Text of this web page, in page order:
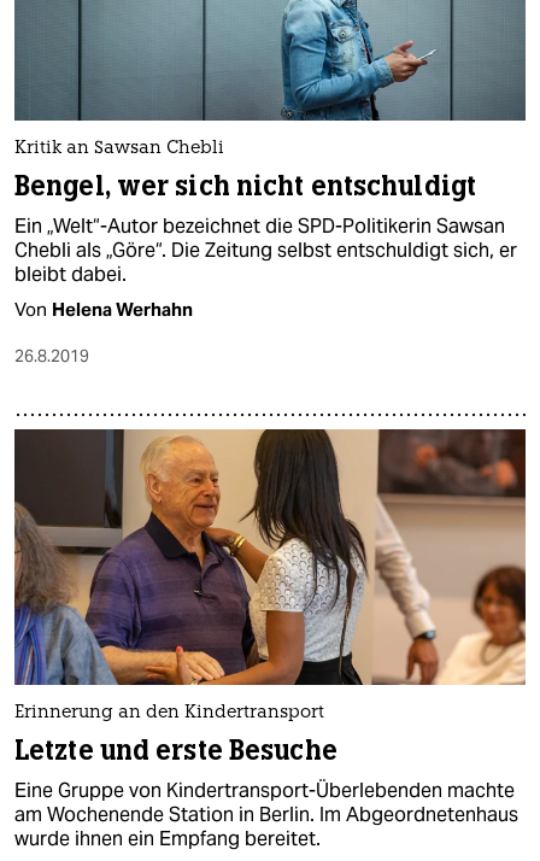
Kritik an Sawsan Chebli
Bengel, wer sich nicht entschuldigt
Ein „Welt“-Autor bezeichnet die SPD-Politikerin Sawsan
Chebli als „Göre“. Die Zeitung selbst entschuldigt sich, er
bleibt dabei.
Von Helena Werhahn
26.8.2019
Erinnerung an den Kindertransport
Letzte und erste Besuche
Eine Gruppe von Kindertransport-Überlebenden machte
am Wochenende Station in Berlin. Im Abgeordnetenhaus
wurde ihnen ein Empfang bereitet.